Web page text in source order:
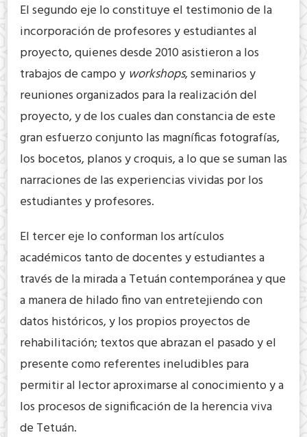
El segundo eje lo constituye el testimonio de la
incorporación de profesores y estudiantes al
proyecto, quienes desde 2010 asistieron a los
trabajos de campo y workshops, seminarios y
reuniones organizados para la realización del
proyecto, y de los cuales dan constancia de este
gran esfuerzo conjunto las magníficas fotografías,
los bocetos, planos y croquis, a lo que se suman las
narraciones de las experiencias vividas por los
estudiantes y profesores.
El tercer eje lo conforman los artículos
académicos tanto de docentes y estudiantes a
través de la mirada a Tetuán contemporánea y que
a manera de hilado fino van entretejiendo con
datos históricos, y los propios proyectos de
rehabilitación; textos que abrazan el pasado y el
presente como referentes ineludibles para
permitir al lector aproximarse al conocimiento y a
los procesos de significación de la herencia viva
de Tetuán.